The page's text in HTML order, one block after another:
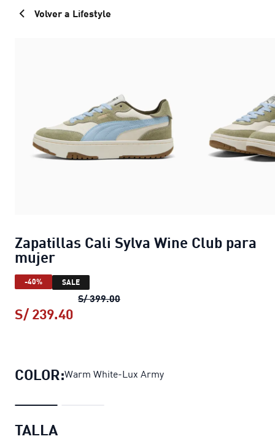
Volver a Lifestyle
Zapatillas Cali Sylva Wine Club para
mujer
-40% SALE
S/ 399.00Zapatillas Cali Sylva Wine Club
S/ 239.40
COLOR:Warm White-Lux Army
TALLA